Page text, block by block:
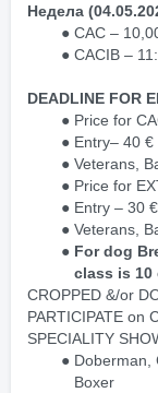
Недела
CAC –
CACIB –
DEADLINE FOR
Price for
Entry– 40 €
Veterans,
Price for
Entry – 30 €
Veterans,
For dog
class is 10
CROPPED &/or
PARTICIPATE on
SPECIALITY
Doberman,
Boxer